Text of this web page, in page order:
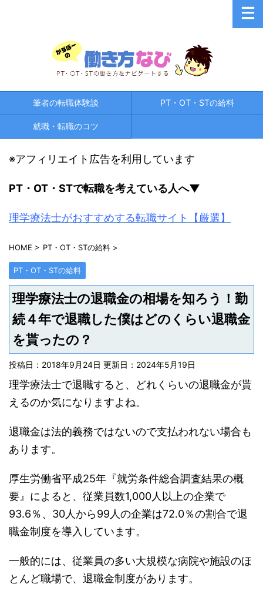
筆者の転職体験談 PT・OT・STの給料
就職・転職のコツ
※アフィリエイト広告を利用しています
PT・OT・STで転職を考えている人へ▼
理学療法士がおすすめする転職サイト【厳選】
HOME > PT・OT・STの給料 >
PT・OT・STの給料
理学療法士の退職金の相場を知ろう！勤
続４年で退職した僕はどのくらい退職金
を貰ったの？
投稿日：2018年9月24日 更新日： 2024年5月19日
理学療法士で退職すると、どれくらいの退職金が貰
えるのか気になりますよね。
退職金は法的義務ではないので支払われない場合も
あります。
厚生労働省平成25年『就労条件総合調査結果の概
要』によると、従業員数1,000人以上の企業で
93.6％、30人から99人の企業は72.0％の割合で退
職金制度を導入しています。
一般的には、従業員の多い大規模な病院や施設のほ
とんど職場で、退職金制度があります。